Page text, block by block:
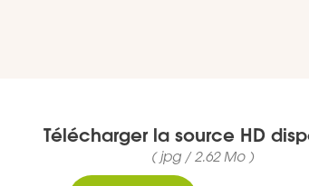
Télécharger la source HD
( jpg / 2.62 Mo )